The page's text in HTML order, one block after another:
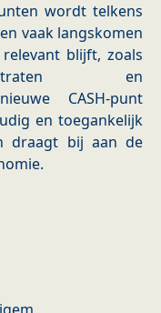
wordt telkens
vaak langskomen
blijft, zoals
en
CASH-punt
en toegankelijk
draagt bij aan de